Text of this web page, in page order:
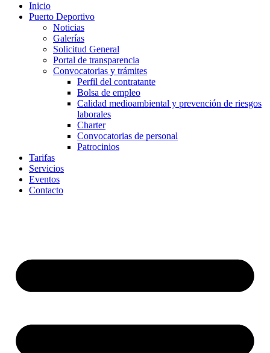
Inicio
Puerto Deportivo
Noticias
Galerías
Solicitud General
Portal de transparencia
Convocatorias y trámites
Perfil del contratante
Bolsa de empleo
Calidad medioambiental y prevención de riesgos
laborales
Charter
Convocatorias de personal
Patrocinios
Tarifas
Servicios
Eventos
Contacto